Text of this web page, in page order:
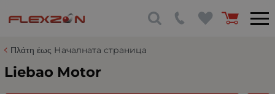
Πλάτη έως Началната страница
Liebao Motor